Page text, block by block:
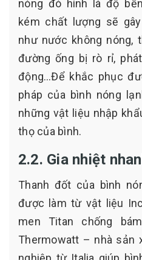
nóng đó hính là độ
kém chất lượng sẽ
như nước không nóng,
đường ống bị rò rỉ,
động…Để khắc phục
pháp của bình nóng
những vật liệu nhập
thọ của bình.
2.2. Gia nhiệt
Thanh đốt của bình
được làm từ vật liệu
men Titan chống
Thermowatt – nhà sản